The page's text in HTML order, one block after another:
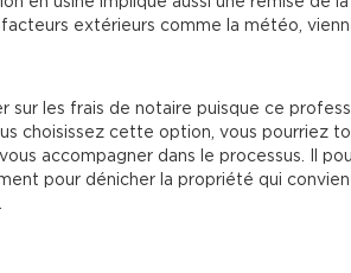
extérieurs comme la météo,
sur les frais de notaire puisque ce
choisissez cette option, vous pourriez
accompagner dans le processus. Il
pour dénicher la propriété qui